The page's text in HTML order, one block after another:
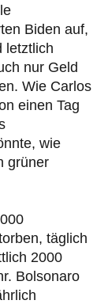
Biden auf,
letztlich
nur Geld
Wie Carlos
einen Tag
wie
grüner
täglich
2000
Bolsonaro